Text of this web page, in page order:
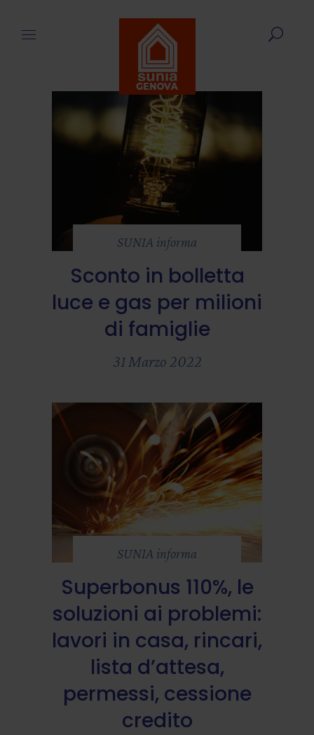
SUNIA informa
Sconto in bolletta
luce e gas per milioni
di famiglie
31 Marzo 2022
SUNIA informa
Superbonus 110%, le
soluzioni ai problemi:
lavori in casa, rincari,
lista d’attesa,
permessi, cessione
credito